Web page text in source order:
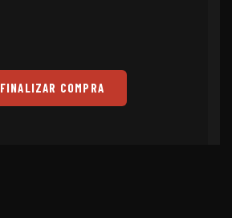
FINALIZAR COMPRA